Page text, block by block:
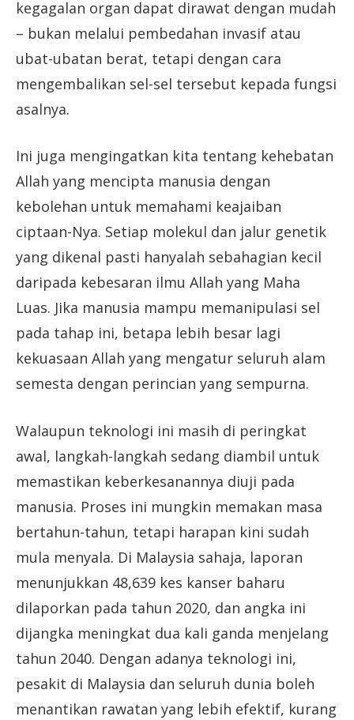
kegagalan organ dapat dirawat dengan mudah
– bukan melalui pembedahan invasif atau
ubat-ubatan berat, tetapi dengan cara
mengembalikan sel-sel tersebut kepada fungsi
asalnya.
Ini juga mengingatkan kita tentang kehebatan
Allah yang mencipta manusia dengan
kebolehan untuk memahami keajaiban
ciptaan-Nya. Setiap molekul dan jalur genetik
yang dikenal pasti hanyalah sebahagian kecil
daripada kebesaran ilmu Allah yang Maha
Luas. Jika manusia mampu memanipulasi sel
pada tahap ini, betapa lebih besar lagi
kekuasaan Allah yang mengatur seluruh alam
semesta dengan perincian yang sempurna.
Walaupun teknologi ini masih di peringkat
awal, langkah-langkah sedang diambil untuk
memastikan keberkesanannya diuji pada
manusia. Proses ini mungkin memakan masa
bertahun-tahun, tetapi harapan kini sudah
mula menyala. Di Malaysia sahaja, laporan
menunjukkan 48,639 kes kanser baharu
dilaporkan pada tahun 2020, dan angka ini
dijangka meningkat dua kali ganda menjelang
tahun 2040. Dengan adanya teknologi ini,
pesakit di Malaysia dan seluruh dunia boleh
menantikan rawatan yang lebih efektif, kurang